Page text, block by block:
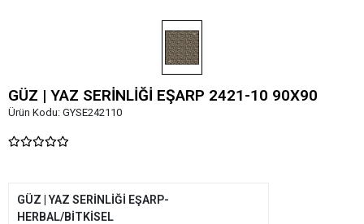
GÜZ | YAZ SERİNLİĞİ EŞARP 2421-10 90X90
Ürün Kodu: GYSE242110
GÜZ | YAZ SERİNLİĞİ EŞARP-
HERBAL/BİTKİSEL